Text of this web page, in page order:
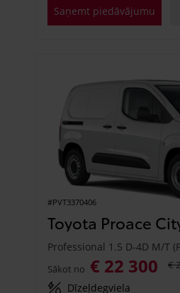
Saņemt piedāvājumu
#PVT3370406
Toyota Proace
Professional 1.5 D-4D M/T
Sākot no € 22 300 €
Dīzeļdegviela